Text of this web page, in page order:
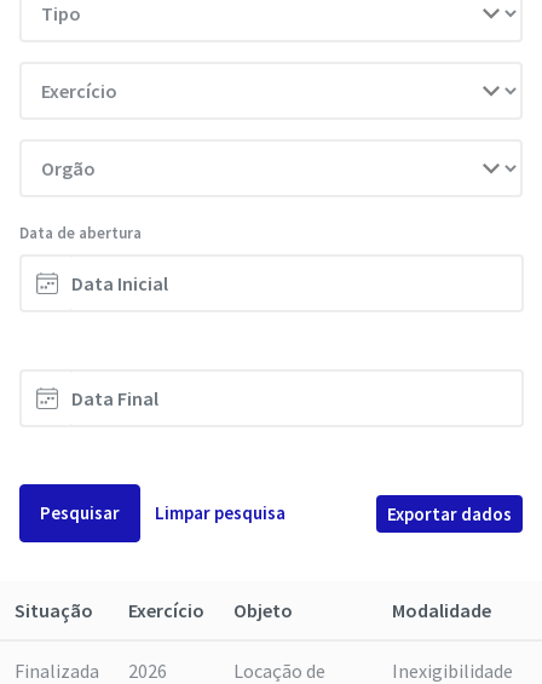
Data de abertura
Pesquisar Limpar pesquisa Exportar dados
Situação Exercício Objeto Modalidade
Finalizada 2026
Locação de
Inexigibilidade